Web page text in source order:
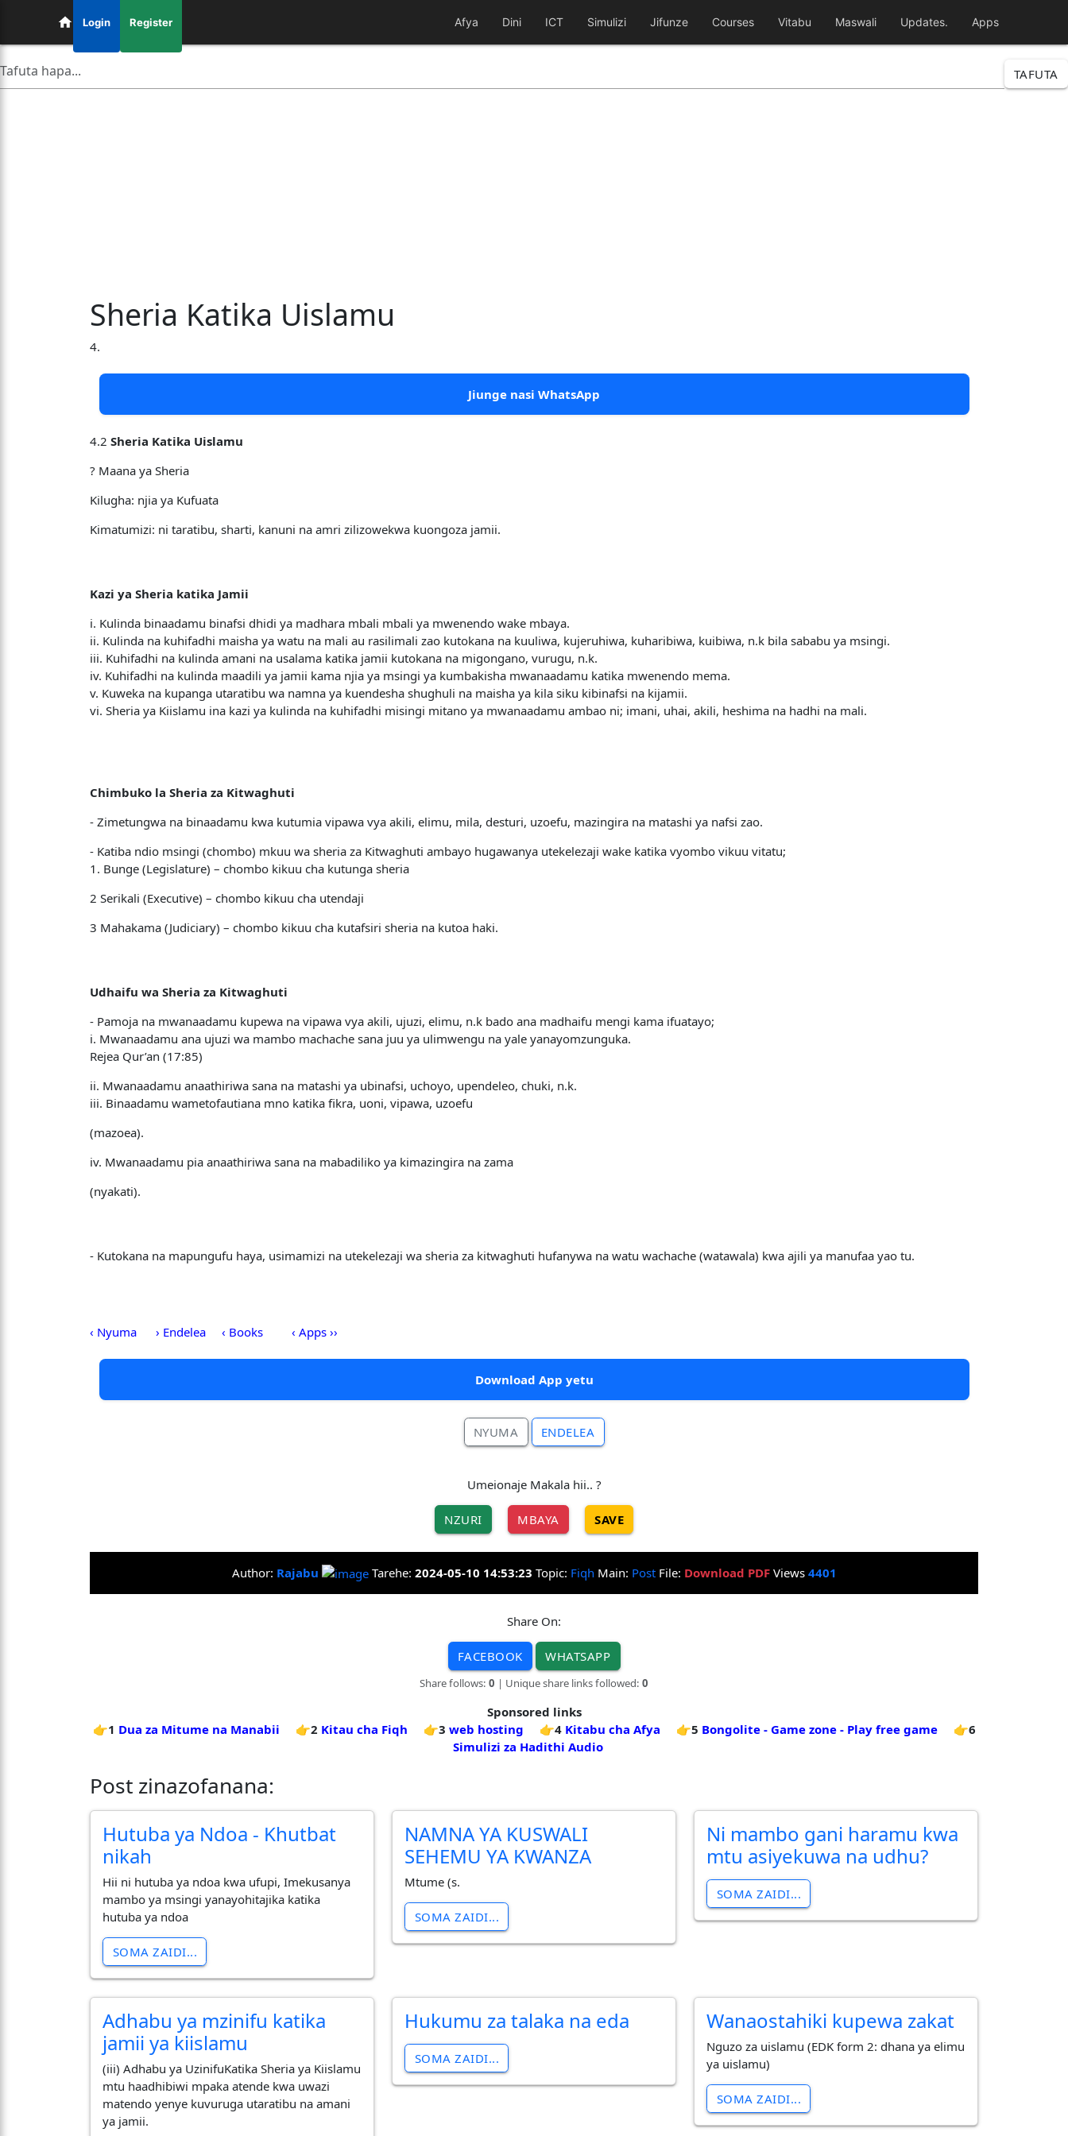
Login Register Afya Dini ICT Simulizi Jifunze Courses Vitabu Maswali Updates. Apps
TAFUTA
Sheria Katika Uislamu
4.
Jiunge nasi WhatsApp
4.2Sheria Katika Uislamu
? Maana ya Sheria
Kilugha: njia ya Kufuata
Kimatumizi: ni taratibu, sharti, kanuni na amri zilizowekwa kuongoza jamii.
Kazi ya Sheria katika Jamii
i. Kulinda binaadamu binafsi dhidi ya madhara mbali mbali ya mwenendo wake mbaya.
ii. Kulinda na kuhifadhi maisha ya watu na mali au rasilimali zao kutokana na kuuliwa, kujeruhiwa, kuharibiwa, kuibiwa, n.k bila sababu ya msingi.
iii. Kuhifadhi na kulinda amani na usalama katika jamii kutokana na migongano, vurugu, n.k.
iv. Kuhifadhi na kulinda maadili ya jamii kama njia ya msingi ya kumbakisha mwanaadamu katika mwenendo mema.
v. Kuweka na kupanga utaratibu wa namna ya kuendesha shughuli na maisha ya kila siku kibinafsi na kijamii.
vi. Sheria ya Kiislamu ina kazi ya kulinda na kuhifadhi misingi mitano ya mwanaadamu ambao ni; imani, uhai, akili, heshima na hadhi na mali.
Chimbuko la Sheria za Kitwaghuti
- Zimetungwa na binaadamu kwa kutumia vipawa vya akili, elimu, mila, desturi, uzoefu, mazingira na matashi ya nafsi zao.
- Katiba ndio msingi (chombo) mkuu wa sheria za Kitwaghuti ambayo hugawanya utekelezaji wake katika vyombo vikuu vitatu;
1. Bunge (Legislature) – chombo kikuu cha kutunga sheria
2 Serikali (Executive) – chombo kikuu cha utendaji
3 Mahakama (Judiciary) – chombo kikuu cha kutafsiri sheria na kutoa haki.
Udhaifu wa Sheria za Kitwaghuti
- Pamoja na mwanaadamu kupewa na vipawa vya akili, ujuzi, elimu, n.k bado ana madhaifu mengi kama ifuatayo;
i. Mwanaadamu ana ujuzi wa mambo machache sana juu ya ulimwengu na yale yanayomzunguka.
Rejea Qur’an (17:85)
ii. Mwanaadamu anaathiriwa sana na matashi ya ubinafsi, uchoyo, upendeleo, chuki, n.k.
iii. Binaadamu wametofautiana mno katika fikra, uoni, vipawa, uzoefu
(mazoea).
iv. Mwanaadamu pia anaathiriwa sana na mabadiliko ya kimazingira na zama
(nyakati).
- Kutokana na mapungufu haya, usimamizi na utekelezaji wa sheria za kitwaghuti hufanywa na watu wachache (watawala) kwa ajili ya manufaa yao tu.
‹ Nyuma › Endelea ‹ Books ‹ Apps ››
Download App yetu
NYUMA ENDELEA
Umeionaje Makala hii.. ?
NZURI MBAYA SAVE
Author: Rajabu Tarehe: 2024-05-10 14:53:23 Topic: Fiqh Main: PostFile: Download PDFViews 4401
Share On:
FACEBOOK WHATSAPP
Share follows: 0 | Unique share links followed: 0
Sponsored links
👉1 Dua za Mitume na Manabii 👉2 Kitau cha Fiqh 👉3 web hosting 👉4 Kitabu cha Afya 👉5 Bongolite - Game zone - Play free game
👉6
Simulizi za Hadithi Audio
Post zinazofanana:
Hutuba ya Ndoa - Khutbat
nikah
Hii ni hutuba ya ndoa kwa ufupi, Imekusanya
mambo ya msingi yanayohitajika katika
hutuba ya ndoa
SOMA ZAIDI...
NAMNA YA KUSWALI
SEHEMU YA KWANZA
Mtume (s.
SOMA ZAIDI...
Ni mambo gani haramu kwa
mtu asiyekuwa na udhu?
SOMA ZAIDI...
Adhabu ya mzinifu katika
jamii ya kiislamu
(iii) Adhabu ya UzinifuKatika Sheria ya Kiislamu
mtu haadhibiwi mpaka atende kwa uwazi
matendo yenye kuvuruga utaratibu na amani
ya jamii.
Hukumu za talaka na eda
SOMA ZAIDI...
Wanaostahiki kupewa zakat
Nguzo za uislamu (EDK form 2: dhana ya elimu
ya uislamu)
SOMA ZAIDI...